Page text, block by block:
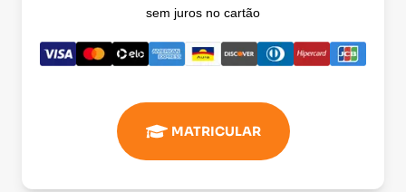
sem juros no cartão
MATRICULAR